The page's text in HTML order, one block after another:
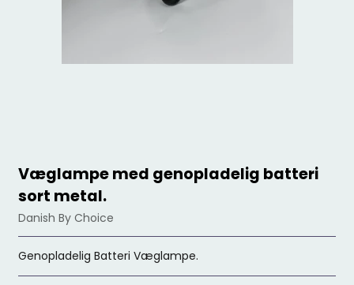
Væglampe med genopladelig batteri
sort metal.
Danish By Choice
Genopladelig Batteri Væglampe.